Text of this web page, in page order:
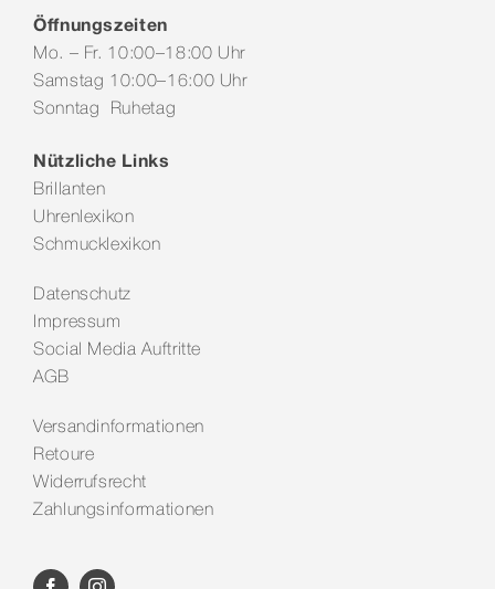
Service & Leistungen
Öffnungszeiten
Mo. – Fr. 10:00–18:00 Uhr
Samstag 10:00–16:00 Uhr
Sonntag Ruhetag
Nützliche Links
Brillanten
Uhrenlexikon
Schmucklexikon
Datenschutz
Impressum
Social Media Auftritte
AGB
Versandinformationen
Retoure
Widerrufsrecht
Zahlungsinformationen